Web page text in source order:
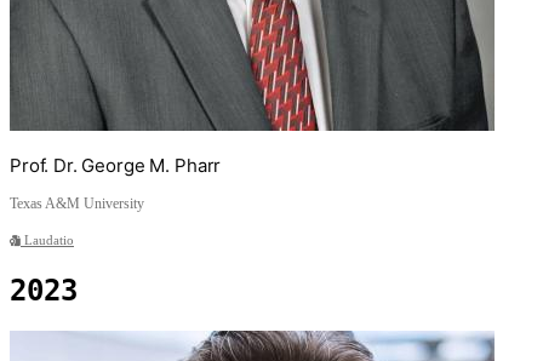
Prof. Dr. George M. Pharr
Texas A&M University
Laudatio
2023